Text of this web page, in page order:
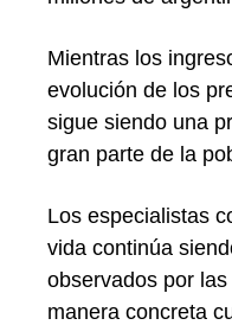
Mientras los
evolución de los
sigue siendo una
gran parte de la
Los especialistas
vida continúa
observados por
manera concreta